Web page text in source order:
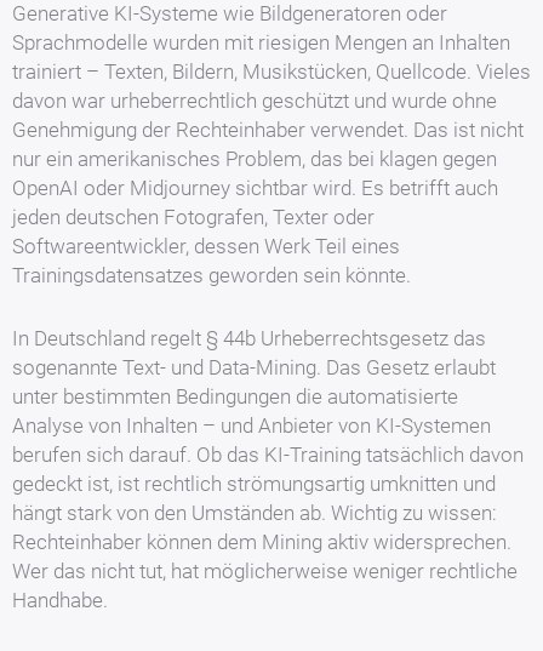
Generative KI-Systeme wie Bildgeneratoren oder
Sprachmodelle wurden mit riesigen Mengen an Inhalten
trainiert – Texten, Bildern, Musikstücken, Quellcode. Vieles
davon war urheberrechtlich geschützt und wurde ohne
Genehmigung der Rechteinhaber verwendet. Das ist nicht
nur ein amerikanisches Problem, das bei klagen gegen
OpenAI oder Midjourney sichtbar wird. Es betrifft auch
jeden deutschen Fotografen, Texter oder
Softwareentwickler, dessen Werk Teil eines
Trainingsdatensatzes geworden sein könnte.
In Deutschland regelt § 44b Urheberrechtsgesetz das
sogenannte Text- und Data-Mining. Das Gesetz erlaubt
unter bestimmten Bedingungen die automatisierte
Analyse von Inhalten – und Anbieter von KI-Systemen
berufen sich darauf. Ob das KI-Training tatsächlich davon
gedeckt ist, ist rechtlich strömungsartig umknitten und
hängt stark von den Umständen ab. Wichtig zu wissen:
Rechteinhaber können dem Mining aktiv widersprechen.
Wer das nicht tut, hat möglicherweise weniger rechtliche
Handhabe.